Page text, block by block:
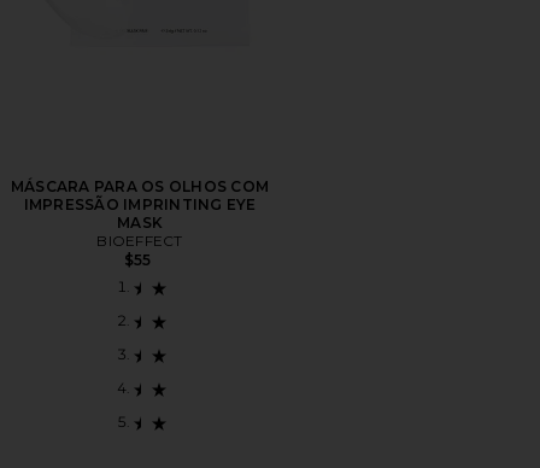
MÁSCARA PARA OS OLHOS COM
IMPRESSÃO IMPRINTING EYE
MASK
BIOEFFECT
$55